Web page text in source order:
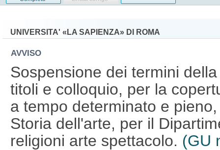
UNIVERSITA' «LA SAPIENZA» DI ROMA
AVVISO
Sospensione dei termini
titoli e colloquio, per la
a tempo determinato e
Storia dell'arte, per il
religioni arte spettacolo. (GU